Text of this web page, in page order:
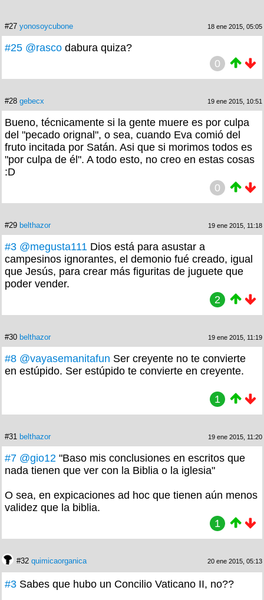
#27 yonosoycubone 18 ene 2015, 05:05
#25 @rasco dabura quiza?
0
#28 gebecx 19 ene 2015, 10:51
Bueno, técnicamente si la gente muere es por culpa
del "pecado orignal", o sea, cuando Eva comió del
fruto incitada por Satán. Asi que si morimos todos es
"por culpa de él". A todo esto, no creo en estas cosas
:D
0
#29 belthazor 19 ene 2015, 11:18
#3 @megusta111 Dios está para asustar a
campesinos ignorantes, el demonio fué creado, igual
que Jesús, para crear más figuritas de juguete que
poder vender.
2
#30 belthazor 19 ene 2015, 11:19
#8 @vayasemanitafun Ser creyente no te convierte
en estúpido. Ser estúpido te convierte en creyente.
1
#31 belthazor 19 ene 2015, 11:20
#7 @gio12 "Baso mis conclusiones en escritos que
nada tienen que ver con la Biblia o la iglesia"
O sea, en expicaciones ad hoc que tienen aún menos
validez que la biblia.
1
#32 quimicaorganica 20 ene 2015, 05:13
#3 Sabes que hubo un Concilio Vaticano II, no??